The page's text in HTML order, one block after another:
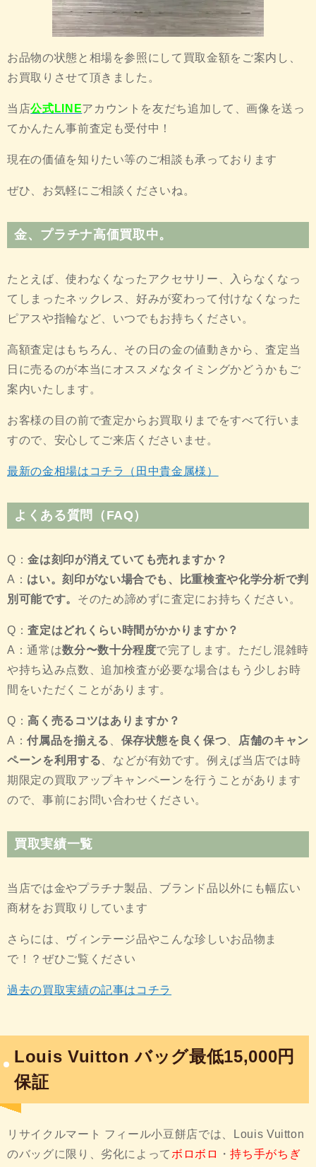
お品物の状態と相場を参照にして買取金額をご案内し、
お買取りさせて頂きました。
当店公式LINEアカウントを友だち追加して、画像を送っ
てかんたん事前査定も受付中！
現在の価値を知りたい等のご相談も承っております
ぜひ、お気軽にご相談くださいね。
金、 プラチナ高価買取中。
たとえば、使わなくなったアクセサリー、入らなくなっ
てしまったネックレス、好みが変わって付けなくなった
ピアスや指輪など、いつでもお持ちください。
高額査定はもちろん、その日の金の値動きから、査定当
日に売るのが本当にオススメなタイミングかどうかもご
案内いたします。
お客様の目の前で査定からお買取りまでをすべて行いま
すので、安心してご来店くださいませ。
最新の金相場はコチラ（田中貴金属様 ）
よくある質問（FAQ）
Q：金は刻印が消えていても売れますか？
A： はい。刻印がない場合でも、比重検査や化学分析で判
別可能です。 そのため諦めずに査定にお持ちください。
Q：査定はどれくらい時間がかかりますか？
A：通常は数分〜数十分程度で完了します。ただし混雑時
や持ち込み点数、追加検査が必要な場合はもう少しお時
間をいただくことがあります。
Q：高く売るコツはありますか？
A：付属品を揃える 、 保存状態を良く保つ、 店舗のキャン
ペーンを利用する、などが有効です。例えば当店では時
期限定の買取アップキャンペーンを行うことがあります
ので、事前にお問い合わせください。
買取実績一覧
当店では金やプラチナ製品、ブランド品以外にも幅広い
商材をお買取りしています
さらには、ヴィンテージ品やこんな珍しいお品物ま
で！？ぜひご覧ください
過去の買取実績の記事はコチラ
Louis Vuitton バッグ最低15,000円
保証
リサイクルマート フィール小豆餅店では、Louis Vuitton
のバッグに限り、劣化によってボロボロ ・持ち手がちぎ